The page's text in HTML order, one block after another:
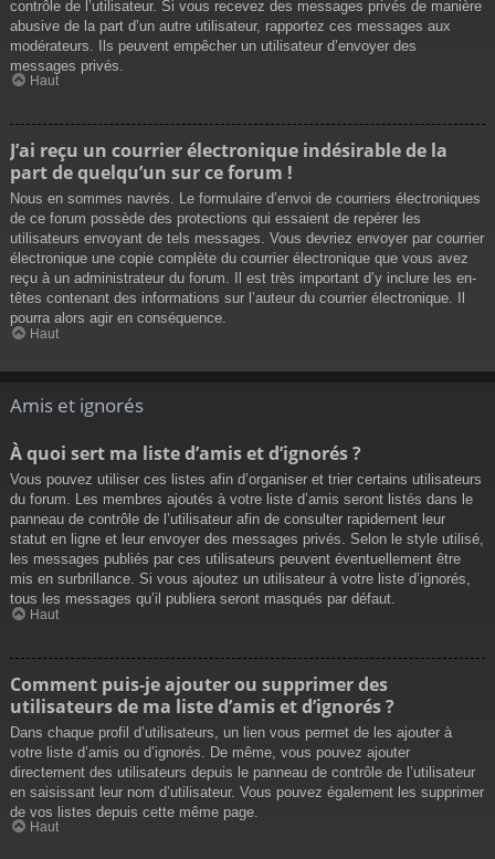
contrôle de l’utilisateur. Si vous recevez des messages privés de manière
abusive de la part d’un autre utilisateur, rapportez ces messages aux
modérateurs. Ils peuvent empêcher un utilisateur d’envoyer des
messages privés.
Haut
J’ai reçu un courrier électronique indésirable de la
part de quelqu’un sur ce forum !
Nous en sommes navrés. Le formulaire d’envoi de courriers électroniques
de ce forum possède des protections qui essaient de repérer les
utilisateurs envoyant de tels messages. Vous devriez envoyer par courrier
électronique une copie complète du courrier électronique que vous avez
reçu à un administrateur du forum. Il est très important d’y inclure les en-
têtes contenant des informations sur l’auteur du courrier électronique. Il
pourra alors agir en conséquence.
Haut
Amis et ignorés
À quoi sert ma liste d’amis et d’ignorés ?
Vous pouvez utiliser ces listes afin d’organiser et trier certains utilisateurs
du forum. Les membres ajoutés à votre liste d’amis seront listés dans le
panneau de contrôle de l’utilisateur afin de consulter rapidement leur
statut en ligne et leur envoyer des messages privés. Selon le style utilisé,
les messages publiés par ces utilisateurs peuvent éventuellement être
mis en surbrillance. Si vous ajoutez un utilisateur à votre liste d’ignorés,
tous les messages qu’il publiera seront masqués par défaut.
Haut
Comment puis-je ajouter ou supprimer des
utilisateurs de ma liste d’amis et d’ignorés ?
Dans chaque profil d’utilisateurs, un lien vous permet de les ajouter à
votre liste d’amis ou d’ignorés. De même, vous pouvez ajouter
directement des utilisateurs depuis le panneau de contrôle de l’utilisateur
en saisissant leur nom d’utilisateur. Vous pouvez également les supprimer
de vos listes depuis cette même page.
Haut